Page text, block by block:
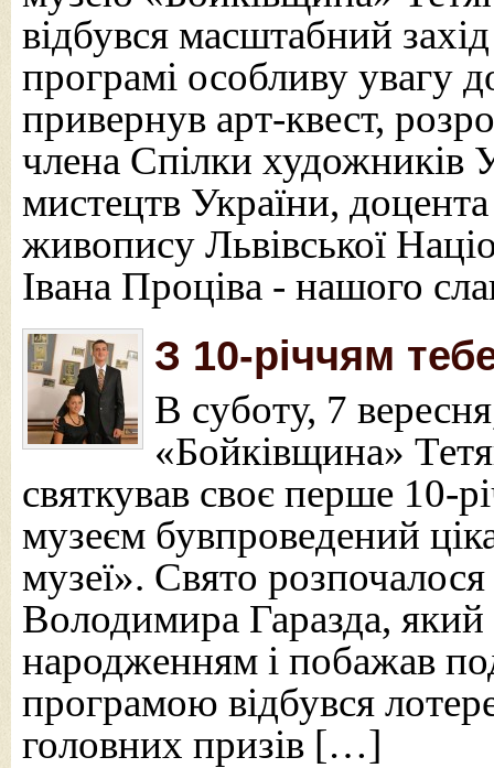
відбувся масштабний
програмі особливу увагу
привернув арт-квест,
члена Спілки художників
мистецтв України,
живопису Львівської
Івана Проціва - нашого
З 10-річчям
В суботу, 7
«Бойківщина»
святкував своє перше 10-
музеєм бувпроведений
музеї». Свято
Володимира Гаразда, який
народженням і побажав
програмою відбувся
головних призів […]